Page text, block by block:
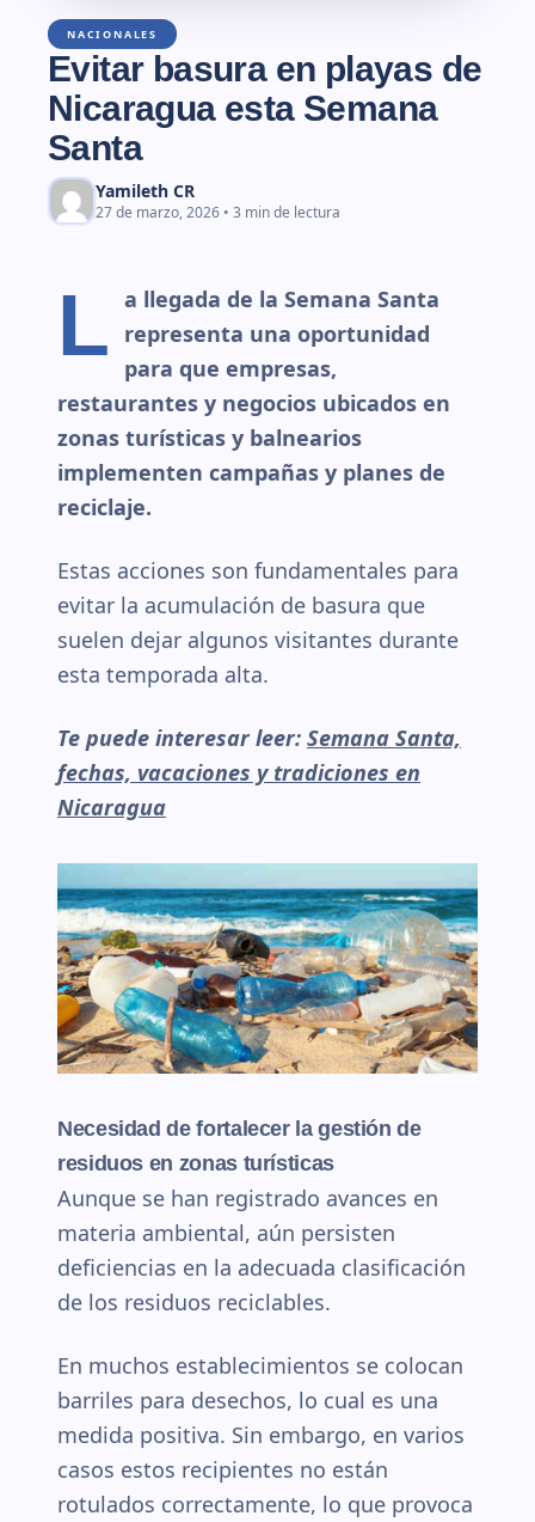
NACIONALES
Evitar basura en playas de
Nicaragua esta Semana
Santa
Yamileth CR
27 de marzo, 2026 • 3 min de lectura
L a llegada de la Semana Santa
representa una oportunidad
para que empresas,
restaurantes y negocios ubicados en
zonas turísticas y balnearios
implementen campañas y planes de
reciclaje.
Estas acciones son fundamentales para
evitar la acumulación de basura que
suelen dejar algunos visitantes durante
esta temporada alta.
Te puede interesar leer: Semana Santa,
fechas, vacaciones y tradiciones en
Nicaragua
Necesidad de fortalecer la gestión de
residuos en zonas turísticas
Aunque se han registrado avances en
materia ambiental, aún persisten
deficiencias en la adecuada clasificación
de los residuos reciclables.
En muchos establecimientos se colocan
barriles para desechos, lo cual es una
medida positiva. Sin embargo, en varios
casos estos recipientes no están
rotulados correctamente, lo que provoca